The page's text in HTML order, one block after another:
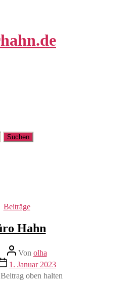
Kategorien
Beiträge
Hahn
Beitragsautor
Von olha
1. Januar 2023
Beitrag oben halten